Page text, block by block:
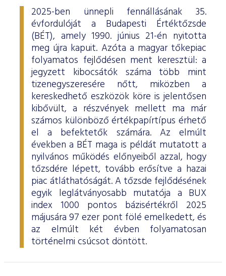
2025-ben ünnepli fennállásának 35.
évfordulóját a Budapesti Értéktőzsde
(BÉT), amely 1990. június 21-én nyitotta
meg újra kapuit. Azóta a magyar tőkepiac
folyamatos fejlődésen ment keresztül: a
jegyzett kibocsátók száma több mint
tizenegyszeresére nőtt, miközben a
kereskedhető eszközök köre is jelentősen
kibővült, a részvények mellett ma már
számos különböző értékpapírtípus érhető
el a befektetők számára. Az elmúlt
években a BÉT maga is példát mutatott a
nyilvános működés előnyeiből azzal, hogy
tőzsdére lépett, tovább erősítve a hazai
piac átláthatóságát. A tőzsde fejlődésének
egyik leglátványosabb mutatója a BUX
index 1000 pontos bázisértékről 2025
májusára 97 ezer pont fölé emelkedett, és
az elmúlt két évben folyamatosan
történelmi csúcsot döntött.